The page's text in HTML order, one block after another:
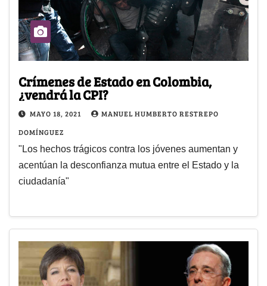
Crímenes de Estado en Colombia,
¿vendrá la CPI?
MAYO 18, 2021
MANUEL HUMBERTO RESTREPO
DOMÍNGUEZ
"Los hechos trágicos contra los jóvenes aumentan y
acentúan la desconfianza mutua entre el Estado y la
ciudadanía"